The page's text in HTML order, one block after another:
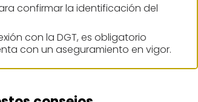
confirmar la identificación del
con la DGT, es obligatorio
con un aseguramiento en vigor.